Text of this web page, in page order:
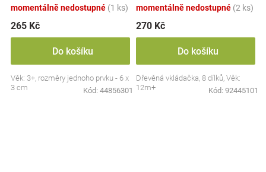
momentálně nedostupné (1 ks)
265 Kč
Do košíku
Věk: 3+, rozměry jednoho prvku - 6 x
3 cm
Kód: 44856301
momentálně nedostupné (2 ks)
270 Kč
Do košíku
Dřevěná vkládačka, 8 dílků, Věk:
12m+
Kód: 92445101